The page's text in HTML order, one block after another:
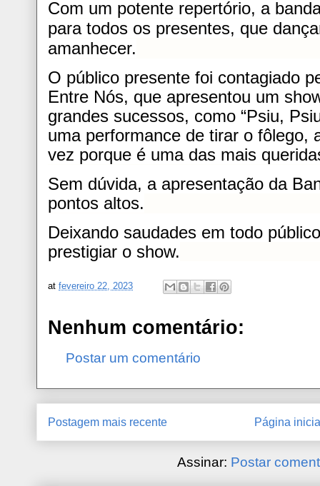
Com um potente repertório, a
para todos os presentes, que
amanhecer.
O público presente foi contagiado
Entre Nós, que apresentou um
grandes sucessos, como “Psiu,
uma performance de tirar o fôlego,
vez porque é uma das mais
Sem dúvida, a apresentação da
pontos altos.
Deixando saudades em todo
prestigiar o show.
at fevereiro 22, 2023
Nenhum comentário:
Postar um comentário
Postagem mais recente Página
Assinar: Postar